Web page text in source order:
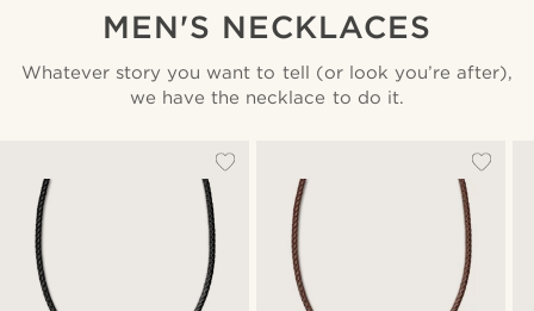
MEN'S NECKLACES
Whatever story you want to tell (or look you’re after),
we have the necklace to do it.